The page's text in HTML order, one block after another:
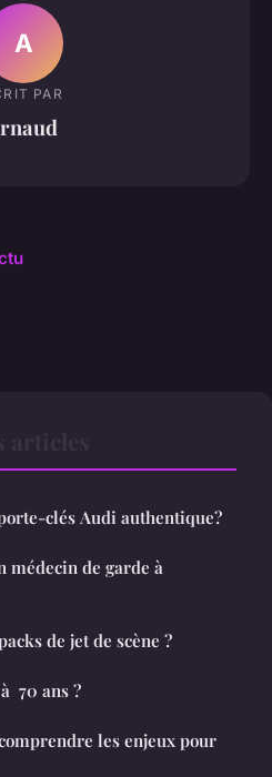
A
PAR
clés Audi authentique?
de garde à
de jet de scène ?
70 ans ?
les enjeux pour